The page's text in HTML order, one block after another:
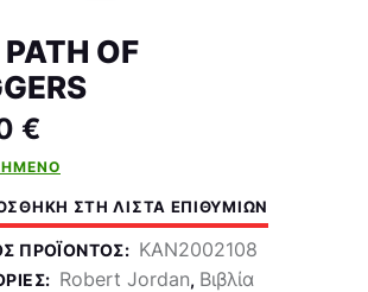
OF
€
ΣΤΗ ΛΊΣΤΑ ΕΠΙΘΥΜΙΏΝ
ΠΡΟΪΌΝΤΟΣ: KAN2002108
Robert Jordan, Βιβλία